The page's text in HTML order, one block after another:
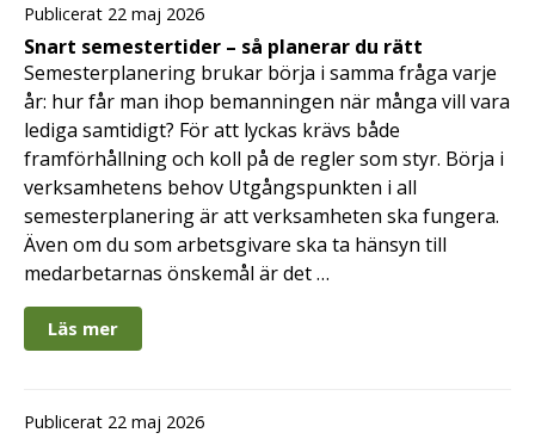
Publicerat 22 maj 2026
Snart semestertider – så planerar du rätt
Semesterplanering brukar börja i samma fråga varje
år: hur får man ihop bemanningen när många vill vara
lediga samtidigt? För att lyckas krävs både
framförhållning och koll på de regler som styr. Börja i
verksamhetens behov Utgångspunkten i all
semesterplanering är att verksamheten ska fungera.
Även om du som arbetsgivare ska ta hänsyn till
medarbetarnas önskemål är det …
Läs mer
Publicerat 22 maj 2026